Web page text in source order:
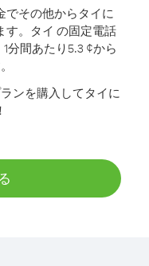
でその他からタイに
。
タイ の固定電話
分間あたり5.3 ¢から
ンを購入してタイに